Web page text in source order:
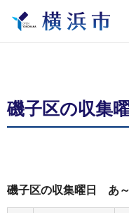
磯子区の収集
磯子区の収集曜日 あ